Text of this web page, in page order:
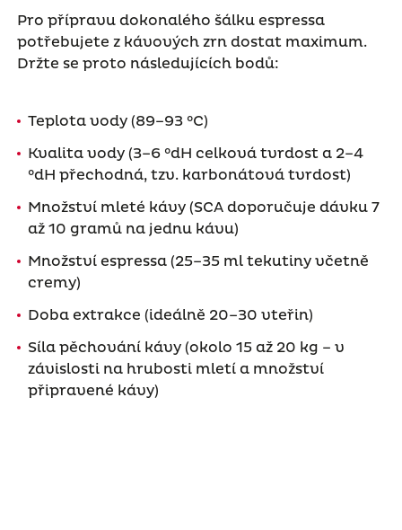
Pro přípravu dokonalého šálku espressa
potřebujete z kávových zrn dostat maximum.
Držte se proto následujících bodů:
Teplota vody (89–93 °C)
Kvalita vody (3–6 °dH celková tvrdost a 2–4
°dH přechodná, tzv. karbonátová tvrdost)
Množství mleté kávy (SCA doporučuje dávku 7
až 10 gramů na jednu kávu)
Množství espressa (25–35 ml tekutiny včetně
cremy)
Doba extrakce (ideálně 20–30 vteřin)
Síla pěchování kávy (okolo 15 až 20 kg – v
závislosti na hrubosti mletí a množství
připravené kávy)